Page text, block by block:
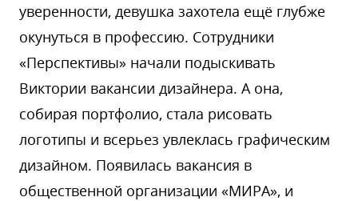
уверенности, девушка захотела ещё глубже
окунуться в профессию. Сотрудники
«Перспективы» начали подыскивать
Виктории вакансии дизайнера. А она,
собирая портфолио, стала рисовать
логотипы и всерьез увлеклась графическим
дизайном. Появилась вакансия в
общественной организации «МИРА», и